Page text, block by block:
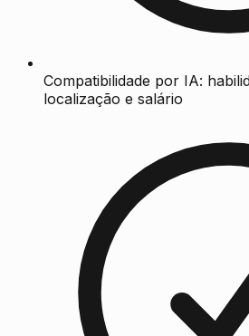
Compatibilidade por IA:
localização e salário